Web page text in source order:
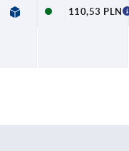
16,3 96 60
110,53 PLN